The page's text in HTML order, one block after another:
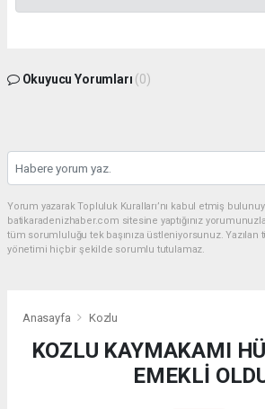
Okuyucu Yorumları (0)
Yorum yazarak Topluluk Kuralları’nı kabul etmiş
batikaradenizhaber.com sitesine yaptığınız
tüm sorumluluğu tek başınıza üstleniyorsunuz. Yazılan
yönetimi hiçbir şekilde sorumlu tutulamaz.
Anasayfa Kozlu
KOZLU KAYMAKAMI
EMEKLİ